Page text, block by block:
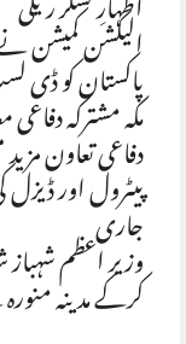
الیکشن کمیشن
پاکستان کو ڈی
مکہ مشترکہ
دفاعی تعاون
پیٹرول اور ڈیزل
جاری
وزیر اعظم
کرکے مدینہ